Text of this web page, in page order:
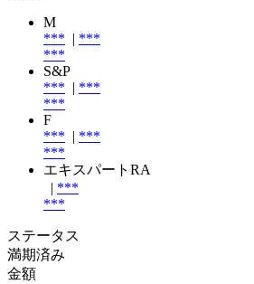
M
*** | ***
***
S&P
*** | ***
***
F
*** | ***
***
エキスパートRA
| ***
***
ステータス
満期済み
金額